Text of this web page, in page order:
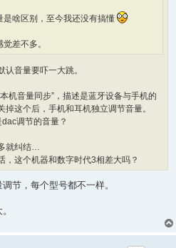
啥区别，至今我还没有搞懂
差不多。
音量要吓一大跳。
机音量同步”，描述是蓝牙设备与手机的
这个后，手机和耳机独立调节音量。
调节的音量？
就纠结…
，这个机器和数字时代3相差大吗？
节，每个型号都不一样。